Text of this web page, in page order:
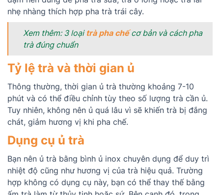
nhẹ nhàng thích hợp pha trà trái cây.
Xem thêm: 3 loại trà pha chếcơ bản và cách pha
trà đúng chuẩn
Tỷ lệ trà và thời gian ủ
Thông thường, thời gian ủ trà thường khoảng 7-10
phút và có thể điều chỉnh tùy theo số lượng trà cần ủ.
Tuy nhiên, không nên ủ quá lâu vì sẽ khiến trà bị đắng
chát, giảm hương vị khi pha chế.
Dụng cụ ủ trà
Bạn nên ủ trà bằng bình ủ inox chuyên dụng để duy trì
nhiệt độ cũng như hương vị của trà hiệu quả. Trường
hợp không có dụng cụ này, bạn có thể thay thế bằng